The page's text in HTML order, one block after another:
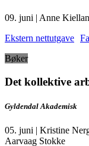
09. juni | Anne
Ekstern nettutgave
Bøker
Det kollektive
Gyldendal Akademisk
05. juni | Kristine
Aarvaag Stokke